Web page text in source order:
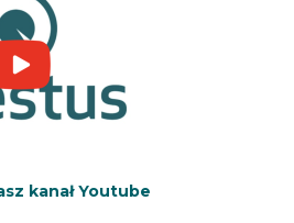
kanał Youtube